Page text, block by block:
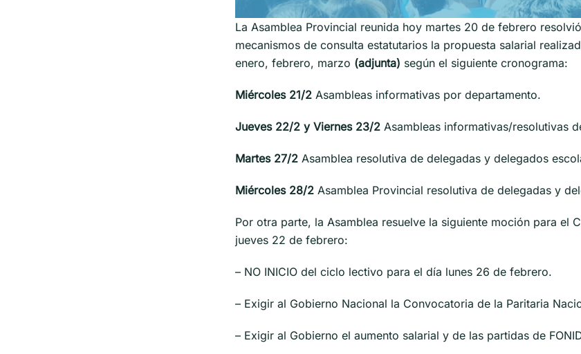
La Asamblea Provincial reunida hoy martes 20 de febrero
mecanismos de consulta estatutarios la propuesta salarial
enero, febrero, marzo (adjunta) según el siguiente cronograma:
Miércoles 21/2 Asambleas informativas por departamento.
Jueves 22/2 y Viernes 23/2 Asambleas informativas/resolutivas
Martes 27/2 Asamblea resolutiva de delegadas y delegados
Miércoles 28/2 Asamblea Provincial resolutiva de delegadas y
Por otra parte, la Asamblea resuelve la siguiente moción para el
jueves 22 de febrero:
– NO INICIO del ciclo lectivo para el día lunes 26 de febrero.
– Exigir al Gobierno Nacional la Convocatoria de la Paritaria
– Exigir al Gobierno el aumento salarial y de las partidas de